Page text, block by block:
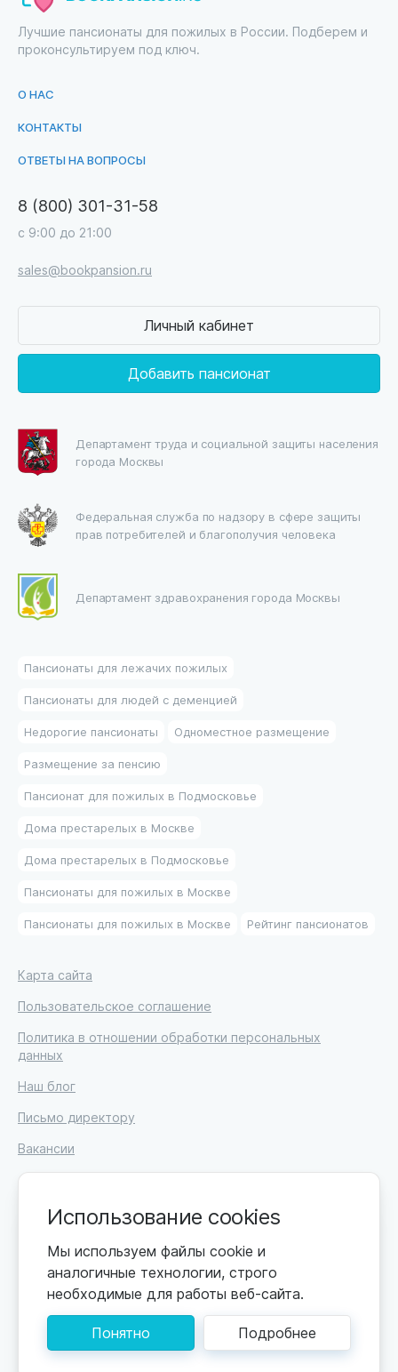
Лучшие пансионаты для пожилых в России. Подберем и
проконсультируем под ключ.
О НАС
КОНТАКТЫ
ОТВЕТЫ НА ВОПРОСЫ
8 (800) 301-31-58
с 9:00 до 21:00
sales@bookpansion.ru
Личный кабинет
Добавить пансионат
Департамент труда и социальной защиты населения
города Москвы
Федеральная служба по надзору в сфере защиты
прав потребителей и благополучия человека
Департамент здравохранения города Москвы
Пансионаты для лежачих пожилых
Пансионаты для людей с деменцией
Недорогие пансионаты Одноместное размещение
Размещение за пенсию
Пансионат для пожилых в Подмосковье
Дома престарелых в Москве
Дома престарелых в Подмосковье
Пансионаты для пожилых в Москве
Пансионаты для пожилых в Москве Рейтинг пансионатов
Карта сайта
Пользовательское соглашение
Политика в отношении обработки персональных
данных
Наш блог
Письмо директору
Вакансии
0+
Цены обновляются по мере поступления новой
информации. Точную стоимость уточняйте у
пансионата. Информация, предоставленная на сайте,
не может быть использована для постановки
Использование cookies
Мы используем файлы cookie и
аналогичные технологии, строго
необходимые для работы веб-сайта.
Понятно Подробнее